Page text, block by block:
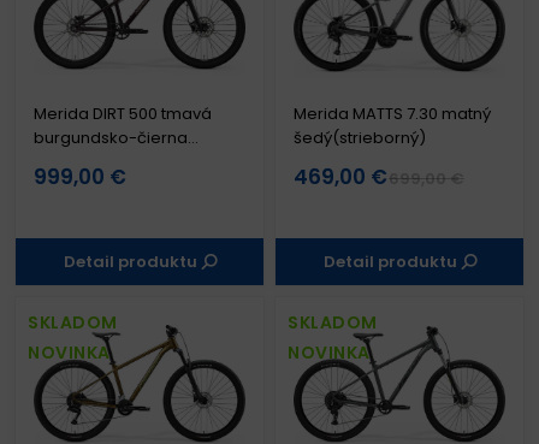
Merida DIRT 500 tmavá
burgundsko-čierna
999,00 €
Detail produktu
Merida MATTS 7.30 matný
šedý(strieborný)
469,00 €699,00 €
Detail produktu
SKLADOM
NOVINKA
SKLADOM
NOVINKA